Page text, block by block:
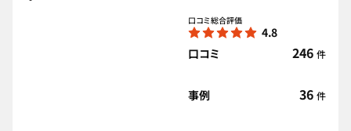
口コミ総合評価
4.8
口コミ
246 件
事例 36 件